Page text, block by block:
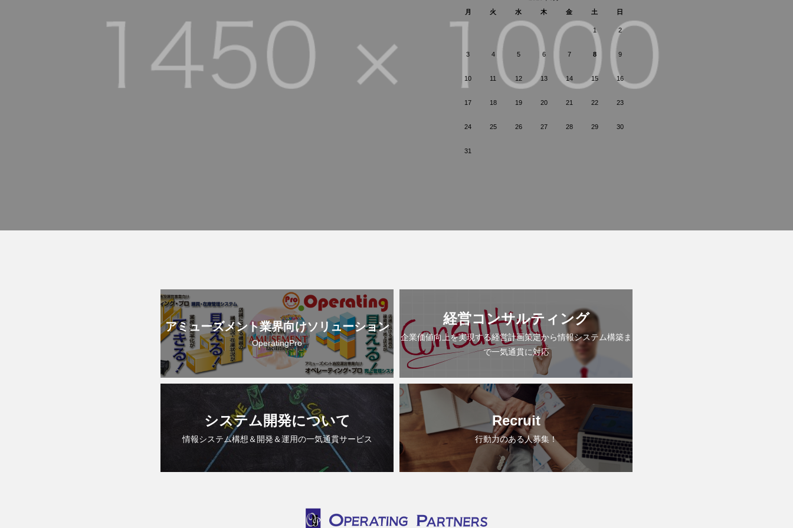
月
火 水 木 金 土 日
1 2
3 4 5 6 7 8 9
10 11 12 13 14 15 16
17 18 19 20 21 22 23
24 25 26 27 28 29 30
31
アミューズメント業界向けソリューション
OperatingPro
経営コンサルティング
企業価値向上を実現する経営計画策定から情報システム構築ま
で一気通貫に対応
システム開発について
情報システム構想＆開発＆運用の一気通貫サービス
Recruit
行動力のある人募集！